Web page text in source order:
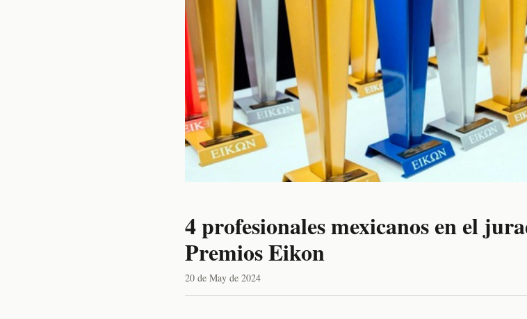
4 profesionales mexicanos en el
Premios Eikon
20 de May de 2024